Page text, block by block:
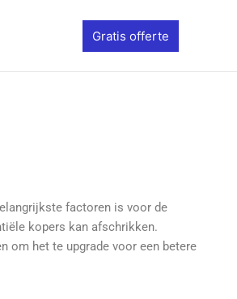
Gratis offerte
factoren is voor de
kopers kan afschrikken.
om het te upgrade voor een betere